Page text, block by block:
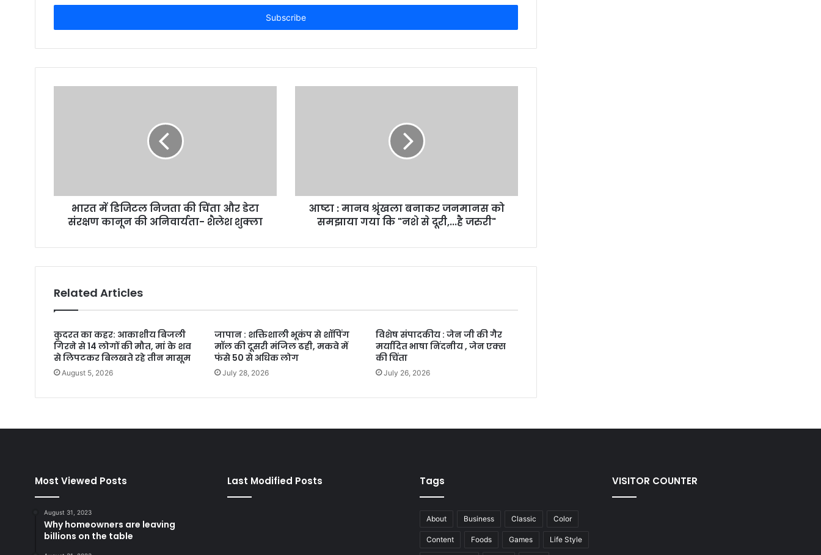
t
r
u
r
भारत में डिजिटल निजता की चिंता और डेटा
संरक्षण कानून की अनिवार्यता- शैलेश शुक्ला
आष्टा : मानव श्रृंखला बनाकर जनमानस को
समझाया गया कि "नशे से दूरी,...है जरुरी"
Related Articles
कुदरत का कहर: आकाशीय बिजली
गिरने से 14 लोगों की मौत, मां के शव
से लिपटकर बिलखते रहे तीन मासूम
August 5, 2026
जापान : शक्तिशाली भूकंप से शॉपिंग
मॉल की दूसरी मंजिल ढही, मकवे में
फंसे 50 से अधिक लोग
July 28, 2026
विशेष संपादकीय : जेन जी की गैर
मर्यादित भाषा निंदनीय , जेन एक्स
की चिंता
July 26, 2026
Most Viewed Posts
August 31, 2023
Why homeowners are leaving
billions on the table
Last Modified Posts Tags
About Business Classic Color
Content Foods Games Life Style
VISITOR COUNTER